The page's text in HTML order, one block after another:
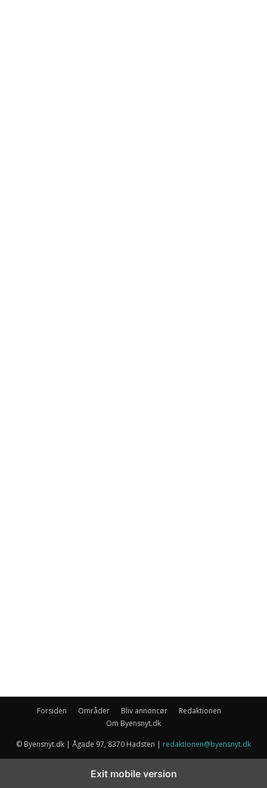
Forsiden Områder Bliv annoncør
Redaktionen
Om Byensnyt.dk
© Byensnyt.dk | Ågade 97, 8370 Hadsten | redaktionen@byensnyt.dk
Exit mobile version